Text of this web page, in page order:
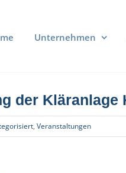
Unternehmen
der Kläranlage
, Veranstaltungen